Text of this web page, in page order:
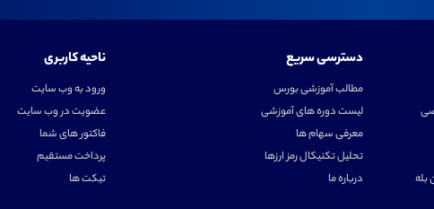
بله
دسترسی سریع
مطالب آموزشی بورس
لیست دوره های آموزشی
معرفی سهام ها
تحلیل تکنیکال رمز ارزها
درباره ما
ناحیه کاربری
ورود به وب سایت
عضویت در وب سایت
فاکتور های شما
پرداخت مستقیم
تیکت ها